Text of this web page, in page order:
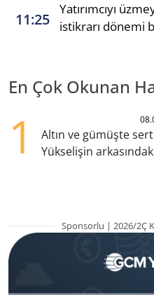
11:25
Yatırımcıyı
istikrarı dönemi
En Çok Okunan
1
Altın ve gümüşte
Yükselişin
Sponsorlu | 2026/2Ç